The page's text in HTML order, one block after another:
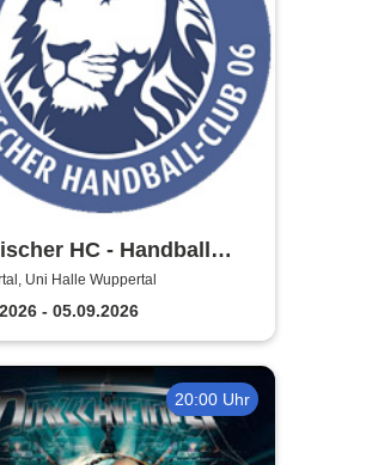
HC - Handball
Saison 2026/27
Uni Halle Wuppertal
- 05.09.2026
20:00 Uhr